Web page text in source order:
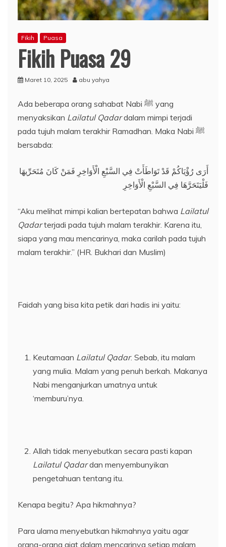
Fikih Puasa
Fikih Puasa 29
Maret 10, 2025 abu yahya
Ada beberapa orang sahabat Nabi ﷺ yang
menyaksikan Lailatul Qadardalam mimpi terjadi
pada tujuh malam terakhir Ramadhan. Maka Nabi ﷺ
bersabda:
أَرَى رُؤْيَاكُمْ قَدْ تَوَاطَأَتْ فِي السَّبْعِ الْأَوَاخِرِ فَمَنْ كَانَ مُتَحَرِّيهَا
فَلْيَتَحَرَّهَا فِي السَّبْعِ الْأَوَاخِرِ
“Aku melihat mimpi kalian bertepatan bahwa Lailatul
Qadarterjadi pada tujuh malam terakhir. Karena itu,
siapa yang mau mencarinya, maka carilah pada tujuh
malam terakhir.” (HR. Bukhari dan Muslim)
Faidah yang bisa kita petik dari hadis ini yaitu:
Keutamaan Lailatul Qadar. Sebab, itu malam
yang mulia. Malam yang penuh berkah. Makanya
Nabi menganjurkan umatnya untuk
‘memburu’nya.
Allah tidak menyebutkan secara pasti kapan
Lailatul Qadardan menyembunyikan
pengetahuan tentang itu.
Kenapa begitu? Apa hikmahnya?
Para ulama menyebutkan hikmahnya yaitu agar
orang-orang giat dalam mencarinya setiap malam